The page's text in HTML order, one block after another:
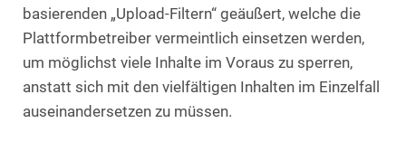
basierenden „Upload-Filtern“ geäußert, welche die
Plattformbetreiber vermeintlich einsetzen werden,
um möglichst viele Inhalte im Voraus zu sperren,
anstatt sich mit den vielfältigen Inhalten im Einzelfall
auseinandersetzen zu müssen.